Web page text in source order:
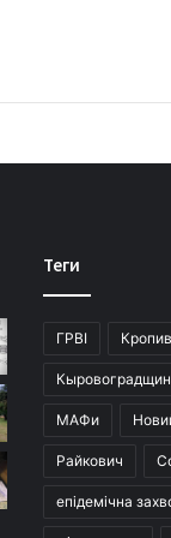
Теги
ГРВІ
МАФи
Райкович
епідемічна